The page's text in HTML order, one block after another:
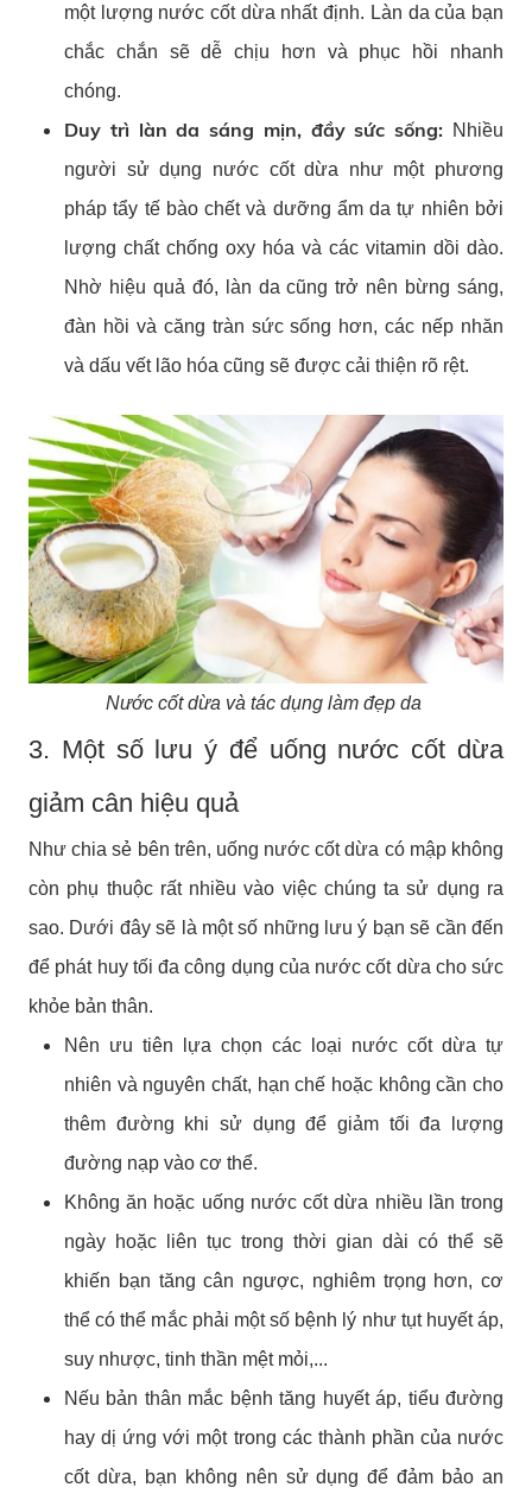
một lượng nước cốt dừa nhất định. Làn da của bạn
chắc chắn sẽ dễ chịu hơn và phục hồi nhanh
chóng.
Duy trì làn da sáng mịn, đầy sức sống: Nhiều
người sử dụng nước cốt dừa như một phương
pháp tẩy tế bào chết và dưỡng ẩm da tự nhiên bởi
lượng chất chống oxy hóa và các vitamin dồi dào.
Nhờ hiệu quả đó, làn da cũng trở nên bừng sáng,
đàn hồi và căng tràn sức sống hơn, các nếp nhăn
và dấu vết lão hóa cũng sẽ được cải thiện rõ rệt.
Nước cốt dừa và tác dụng làm đẹp da
3. Một số lưu ý để uống nước cốt dừa
giảm cân hiệu quả
Như chia sẻ bên trên, uống nước cốt dừa có mập không
còn phụ thuộc rất nhiều vào việc chúng ta sử dụng ra
sao. Dưới đây sẽ là một số những lưu ý bạn sẽ cần đến
để phát huy tối đa công dụng của nước cốt dừa cho sức
khỏe bản thân.
Nên ưu tiên lựa chọn các loại nước cốt dừa tự
nhiên và nguyên chất, hạn chế hoặc không cần cho
thêm đường khi sử dụng để giảm tối đa lượng
đường nạp vào cơ thể.
Không ăn hoặc uống nước cốt dừa nhiều lần trong
ngày hoặc liên tục trong thời gian dài có thể sẽ
khiến bạn tăng cân ngược, nghiêm trọng hơn, cơ
thể có thể mắc phải một số bệnh lý như tụt huyết áp,
suy nhược, tinh thần mệt mỏi,...
Nếu bản thân mắc bệnh tăng huyết áp, tiểu đường
hay dị ứng với một trong các thành phần của nước
cốt dừa, bạn không nên sử dụng để đảm bảo an